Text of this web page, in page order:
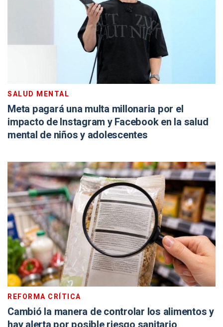
SALUD MENTAL
Meta pagará una multa millonaria por el
impacto de Instagram y Facebook en la salud
mental de niños y adolescentes
REFORMA CRÍTICA
Cambió la manera de controlar los alimentos y